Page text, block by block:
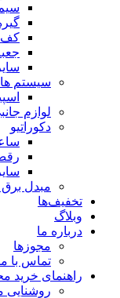
کف
سیستم
لوازم
دکوراتیو
سایر
مبدل برق
تخفیف‌ها
وبلاگ
درباره ما
مجوزها
تماس با
راهنمای خرید
روشنایی